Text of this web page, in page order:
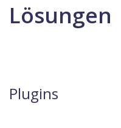
Lösungen
Plugins